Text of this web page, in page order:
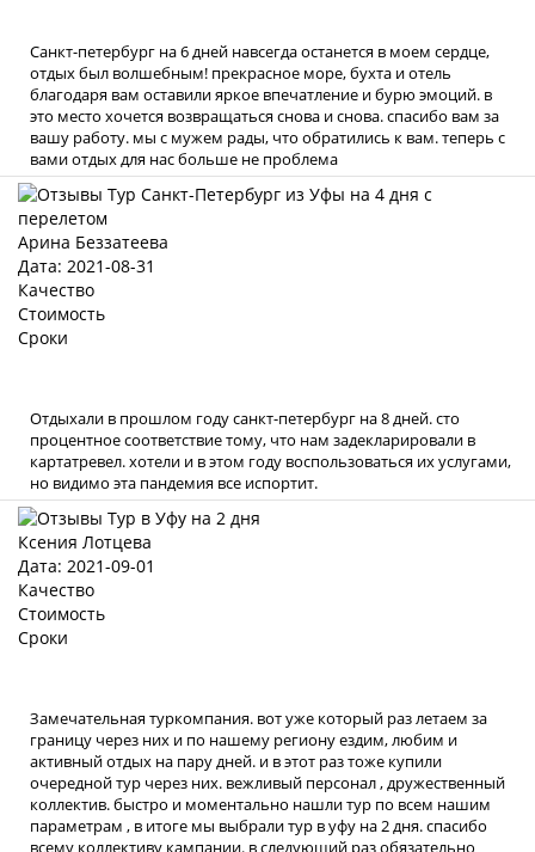
Санкт-петербург на 6 дней навсегда останется в моем сердце,
отдых был волшебным! прекрасное море, бухта и отель
благодаря вам оставили яркое впечатление и бурю эмоций. в
это место хочется возвращаться снова и снова. спасибо вам за
вашу работу. мы с мужем рады, что обратились к вам. теперь с
вами отдых для нас больше не проблема
Арина Беззатеева
Дата: 2021-08-31
Качество
Стоимость
Сроки
Отдыхали в прошлом году санкт-петербург на 8 дней. сто
процентное соответствие тому, что нам задекларировали в
картатревел. хотели и в этом году воспользоваться их услугами,
но видимо эта пандемия все испортит.
Ксения Лотцева
Дата: 2021-09-01
Качество
Стоимость
Сроки
Замечательная туркомпания. вот уже который раз летаем за
границу через них и по нашему региону ездим, любим и
активный отдых на пару дней. и в этот раз тоже купили
очередной тур через них. вежливый персонал , дружественный
коллектив. быстро и моментально нашли тур по всем нашим
параметрам , в итоге мы выбрали тур в уфу на 2 дня. спасибо
всему коллективу кампании. в следующий раз обязательно